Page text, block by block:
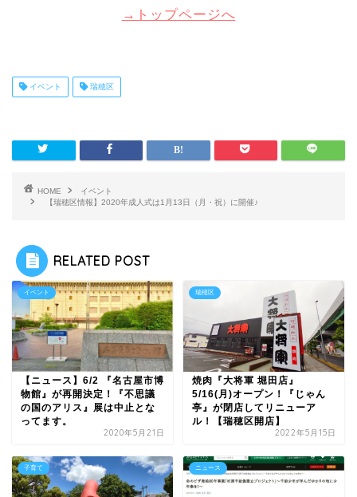
→トップページへ
イベント 瑞穂区
HOME
イベント
【瑞穂区情報】2020年成人式は1月13日（月・祝）に開催♪
RELATED POST
イベント
【ニュース】6/2 『名古屋市博
物館』が再開決定！『不思議
の国のアリス』展は中止とな
ってます。
2020年5月21日
瑞穂区
焼肉『大将軍 堀田店』
5/16(月)オープン！『じゃん
亭』が閉店してリニューア
ル！【瑞穂区開店】
2022年5月15日
子育て ニュース